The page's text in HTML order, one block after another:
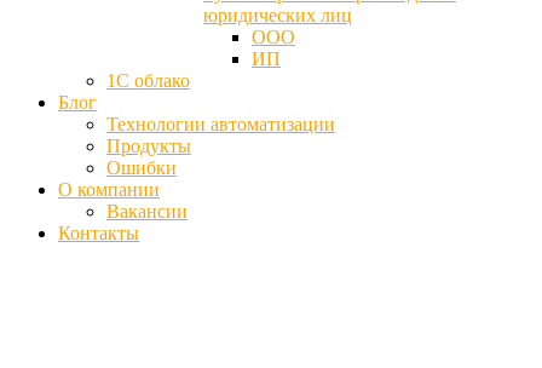
юридических лиц
ООО
ИП
1С облако
Блог
Технологии автоматизации
Продукты
Ошибки
О компании
Вакансии
Контакты